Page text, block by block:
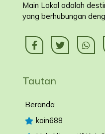
Main Lokal adalah
yang berhubungan
Tautan
Beranda
koin688